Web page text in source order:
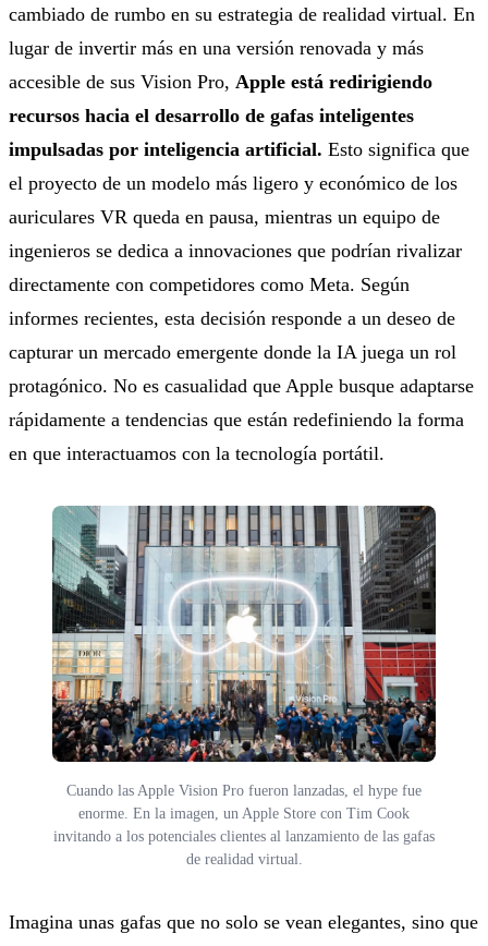
cambiado de rumbo en su estrategia de realidad virtual. En
lugar de invertir más en una versión renovada y más
accesible de sus Vision Pro, Apple está redirigiendo
recursos hacia el desarrollo de gafas inteligentes
impulsadas por inteligencia artificial. Esto significa que
el proyecto de un modelo más ligero y económico de los
auriculares VR queda en pausa, mientras un equipo de
ingenieros se dedica a innovaciones que podrían rivalizar
directamente con competidores como Meta. Según
informes recientes, esta decisión responde a un deseo de
capturar un mercado emergente donde la IA juega un rol
protagónico. No es casualidad que Apple busque adaptarse
rápidamente a tendencias que están redefiniendo la forma
en que interactuamos con la tecnología portátil.
Cuando las Apple Vision Pro fueron lanzadas, el hype fue
enorme. En la imagen, un Apple Store con Tim Cook
invitando a los potenciales clientes al lanzamiento de las gafas
de realidad virtual.
Imagina unas gafas que no solo se vean elegantes, sino que